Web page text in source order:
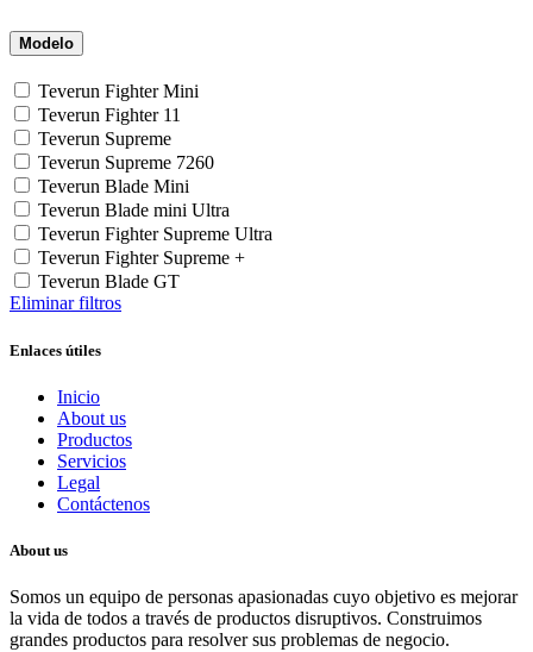
Modelo
Teverun Fighter Mini
Teverun Fighter 11
Teverun Supreme
Teverun Supreme 7260
Teverun Blade Mini
Teverun Blade mini Ultra
Teverun Fighter Supreme Ultra
Teverun Fighter Supreme +
Teverun Blade GT
Eliminar filtros
Enlaces útiles
Inicio
About us
Productos
Servicios
Legal
Contáctenos
About us
Somos un equipo de personas apasionadas cuyo objetivo es mejorar
la vida de todos a través de productos disruptivos. Construimos
grandes productos para resolver sus problemas de negocio.